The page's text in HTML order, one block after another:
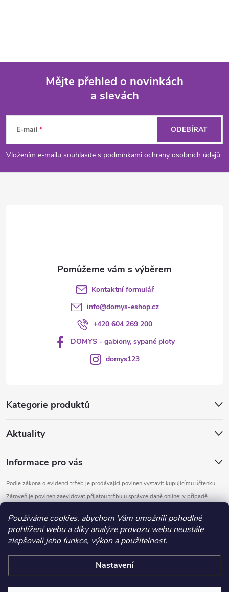
Používáme cookies, abychom Vám umožnili pohodlné
prohlížení webu a díky analýze provozu webu neustále
zlepšovali jeho funkce, výkon a použitelnost.
Nastavení
p
a
Mějte přehled o novinkách
a slevách
E-mail
Vložením e-mailu souhlasíte s podmínkami ochrany osobních údajů
ODEBÍRAT
Kategorie produktů
Aktuality
Informace pro vás
Podle zákona o evidenci tržeb je prodávající povinen vystavit kupujícímu účtenku.
Zároveň je povinen zaevidovat přijatou tržbu u správce daně online; v případě
Kontaktní formulář
info@domys-eshop.cz
+420 604 269 200
DOMYS - gabiony, sypané ploty
domys123
Vytvořil Shoptet
Copyright 2026DOMYS. Všechna práva vyhrazena.